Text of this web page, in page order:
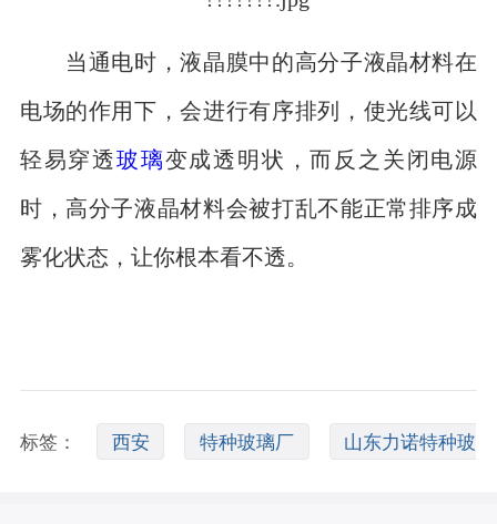
当通电时，液晶膜中的高分子液晶材料在
电场的作用下，会进行有序排列，使光线可以
轻易穿透玻璃变成透明状，而反之关闭电源
时，高分子液晶材料会被打乱不能正常排序成
雾化状态，让你根本看不透。
标签： 西安 特种玻璃厂 山东力诺特种玻